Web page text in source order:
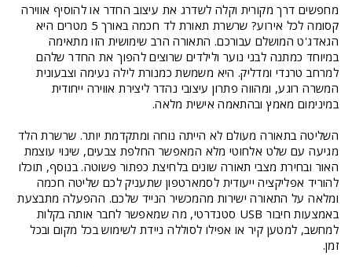
מחפשים דרך מקורית וקלה לשדרג את עיצוב החדר או להוסיף אווירה
קסומה לכל אירוע? שרשרת תאורת לד חכמה באורך 5 מטרים היא
הגאדג'ט המושלם עבורכם. התאורה הרב שימושית הזו מתאימה
במיוחד כמתנה לבני נוער ולילדים שרוצים להפוך את החדר שלהם
למרחב טרנדי ומדליק. היא משמשת כמנורת לילה נעימה וצבעונית
המשרה רוגע, ומהווה פתרון עיצובי נהדר ליצירת אווירה ייחודית
במינימום מאמץ ובהתאמה אישית מלאה.
השליטה בתאורה מעולם לא הייתה נוחה ומתקדמת יותר. שרשרת הלד
מגיעה עם שלט אלחוטי מלא המאפשר החלפת צבעים, שינוי עוצמת
האור ובחירת מצבי תאורה שונים בלחיצת כפתור פשוטה. בנוסף, תוכלו
להוריד אפליקציה ייעודית לסמארטפון שתעניק לכם שליטה חכמה
ומלאה על התאורה ישירות מהמכשיר הנייד שלכם. ההפעלה מתבצעת
באמצעות חיבור USB סטנדרטי, מה שמאפשר לחבר אותה בקלות
למחשב, למטען קיר או אפילו לסוללה ניידת לשימוש בכל מקום ובכל
זמן.